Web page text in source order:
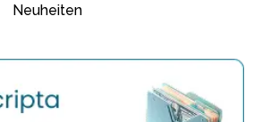
Neuheiten